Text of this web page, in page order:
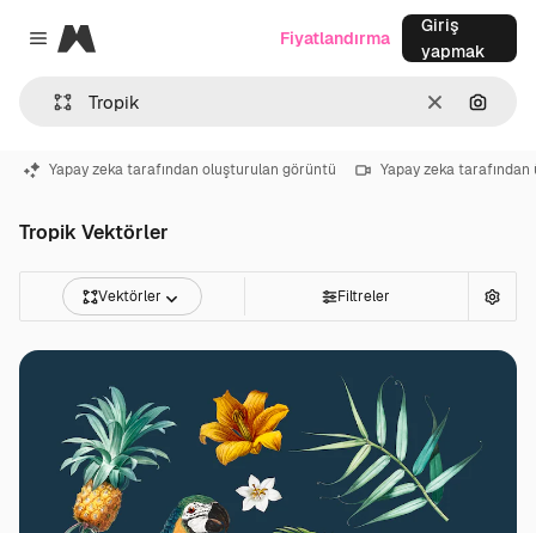
Close menu
Magnific
Temizlemek
Fiyatlandırma
Giriş
yapmak
Yapay zeka tarafından oluşturulan görüntü Yapay zeka
Tropik Vektörler
Vektörler Filtreler